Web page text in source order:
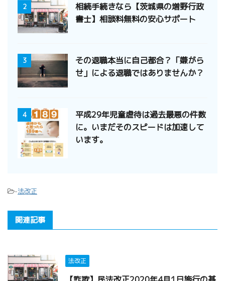
2
相続手続きなら【茨城県の増野行政
書士】相談料無料の安心サポート
3
その退職本当に自己都合？「嫌がら
せ」による退職ではありませんか？
4
平成29年児童虐待は過去最悪の件数
に。いまだそのスピードは加速して
います。
-法改正
関連記事
法改正